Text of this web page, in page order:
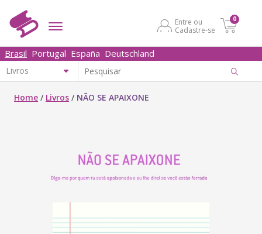
Entre ou
Cadastre-se
0
Brasil Portugal España Deutschland
Home / Livros / NÃO SE APAIXONE